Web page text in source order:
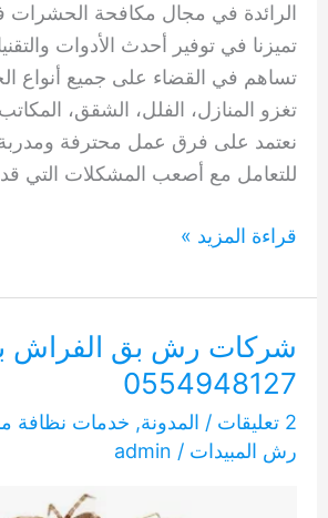
الرائدة في مجال مكافحة الحشرات
تميزنا في توفير أحدث الأدوات
تساهم في القضاء على جميع أنواع
تغزو المنازل، الفلل، الشقق،
نعتمد على فرق عمل محترفة
للتعامل مع أصعب المشكلات التي
شركة
بق
الفراش
في
دبي
0554948127
قراءة المزيد »
شركات رش بق الفراش
0554948127
2 تعليقات / المدونة, خدمات نظافة
رش المبيدات /
admin